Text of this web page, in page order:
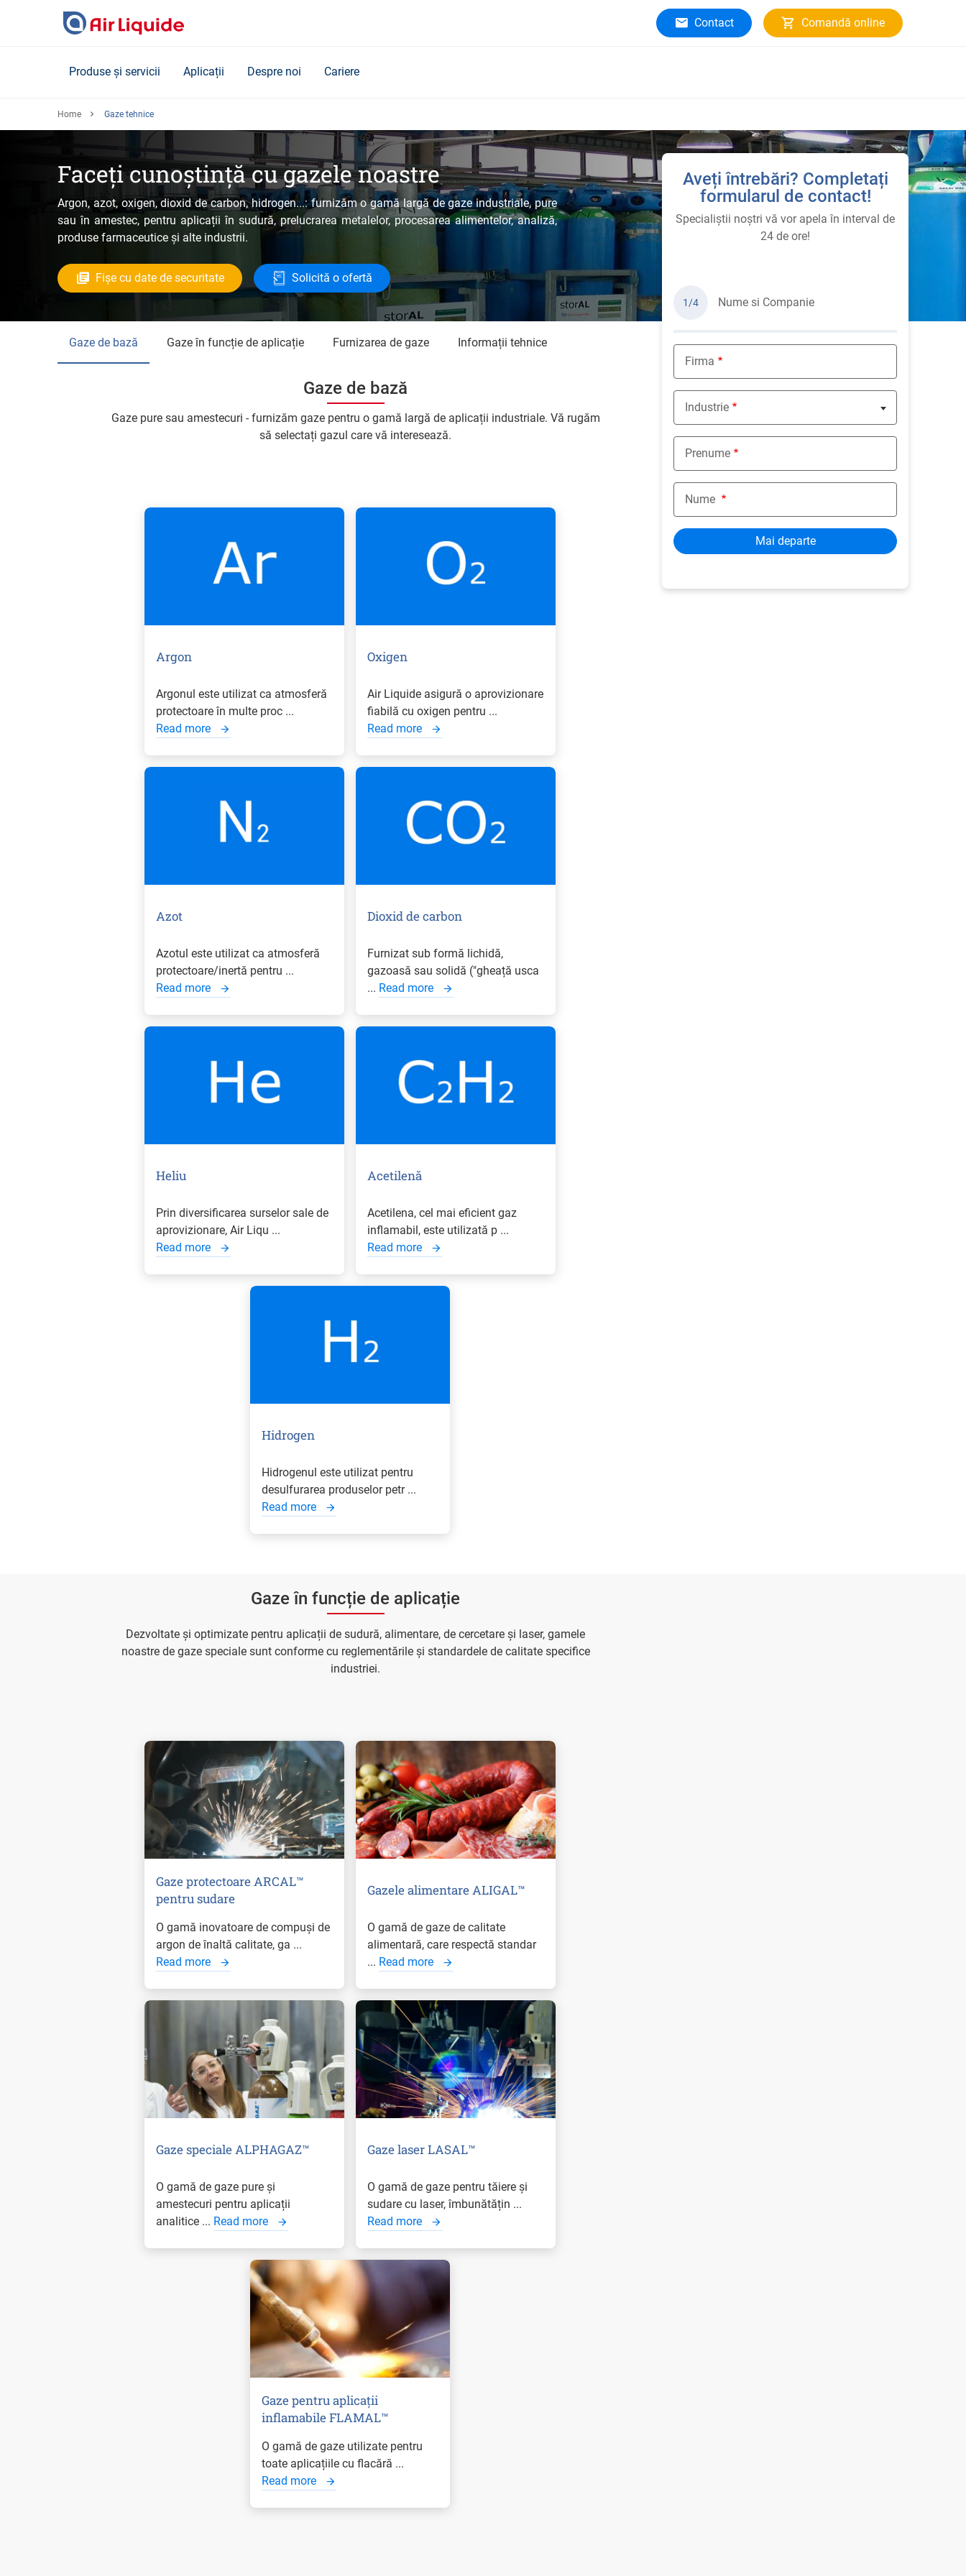
Contact Comandă online
Produse și servicii Aplicații Despre noi Cariere
Home Gaze tehnice
Faceți cunoștință cu gazele noastre
Argon, azot, oxigen, dioxid de carbon, hidrogen...: furnizăm o gamă largă de gaze industriale, pure
sau în amestec, pentru aplicații în sudură, prelucrarea metalelor, procesarea alimentelor, analiză,
produse farmaceutice și alte industrii.
Fișe cu date de securitate Solicită o ofertă
Gaze de bază Gaze în funcție de aplicație Furnizarea de gaze Informații tehnice
Gaze de bază
Gaze pure sau amestecuri - furnizăm gaze pentru o gamă largă de aplicații industriale. Vă rugăm
să selectați gazul care vă interesează.
Argon
Argonul este utilizat ca atmosferă
protectoare în multe proc ...
Read more
Oxigen
Air Liquide asigură o aprovizionare
fiabilă cu oxigen pentru ...
Read more
Azot
Azotul este utilizat ca atmosferă
protectoare/inertă pentru ...
Read more
Dioxid de carbon
Furnizat sub formă lichidă,
gazoasă sau solidă ("gheață usca
... Read more
Heliu
Prin diversificarea surselor sale de
aprovizionare, Air Liqu ...
Read more
Acetilenă
Acetilena, cel mai eficient gaz
inflamabil, este utilizată p ...
Read more
Hidrogen
Hidrogenul este utilizat pentru
desulfurarea produselor petr ...
Read more
Gaze în funcție de aplicație
Dezvoltate și optimizate pentru aplicații de sudură, alimentare, de cercetare și laser, gamele
noastre de gaze speciale sunt conforme cu reglementările și standardele de calitate specifice
industriei.
Gaze protectoare ARCAL™
pentru sudare
O gamă inovatoare de compuși de
argon de înaltă calitate, ga ...
Read more
Gazele alimentare ALIGAL™
O gamă de gaze de calitate
alimentară, care respectă standar
... Read more
Gaze speciale ALPHAGAZ™
O gamă de gaze pure și
amestecuri pentru aplicații
analitice ... Read more
Gaze laser LASAL™
O gamă de gaze pentru tăiere și
sudare cu laser, îmbunătățin ...
Read more
Gaze pentru aplicații
inflamabile FLAMAL™
O gamă de gaze utilizate pentru
toate aplicațiile cu flacără ...
Read more
Aveți întrebări? Completați
formularul de contact!
Specialiștii noștri vă vor apela în interval de
24 de ore!
1/4 Nume si Companie
Firma
Industrie
Nothing selected
Prenume
Nume